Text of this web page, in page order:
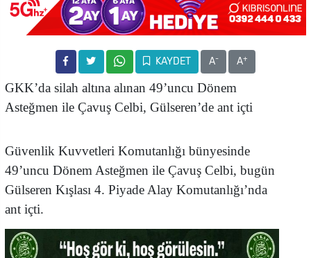
KAYDET A- A+
GKK’da silah altına alınan 49’uncu Dönem
Asteğmen ile Çavuş Celbi, Gülseren’de ant içti
Güvenlik Kuvvetleri Komutanlığı bünyesinde
49’uncu Dönem Asteğmen ile Çavuş Celbi, bugün
Gülseren Kışlası 4. Piyade Alay Komutanlığı’nda
ant içti.